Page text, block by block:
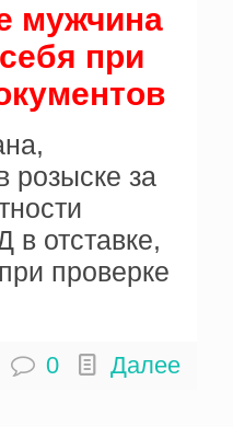
мужчина
при
розыске за
в отставке,
проверке
0 Далее